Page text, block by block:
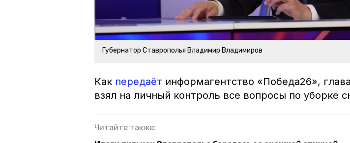
Губернатор Ставрополья Владимир Владимиров
Как передаёт информагентство «Победа26»,
взял на личный контроль все вопросы по уборке
Читайте также: